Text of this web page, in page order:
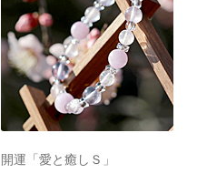
開運「愛と癒しＳ」